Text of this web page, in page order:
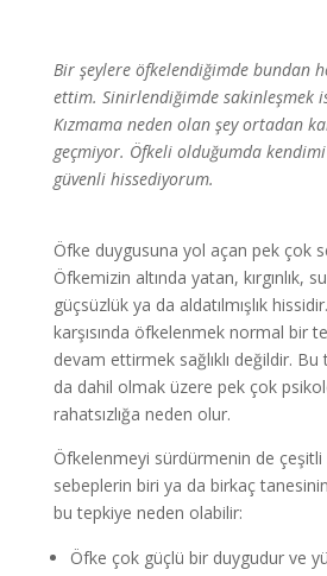
Bir şeylere öfkelendiğimde bundan
ettim. Sinirlendiğimde sakinleşmek
Kızmama neden olan şey ortadan
geçmiyor. Öfkeli olduğumda
güvenli hissediyorum.
Öfke duygusuna yol açan pek çok
Öfkemizin altında yatan, kırgınlık,
güçsüzlük ya da aldatılmışlık
karşısında öfkelenmek normal bir
devam ettirmek sağlıklı değildir.
da dahil olmak üzere pek çok
rahatsızlığa neden olur.
Öfkelenmeyi sürdürmenin de çeşitli
sebeplerin biri ya da birkaç
bu tepkiye neden olabilir:
Öfke çok güçlü bir duygudur ve